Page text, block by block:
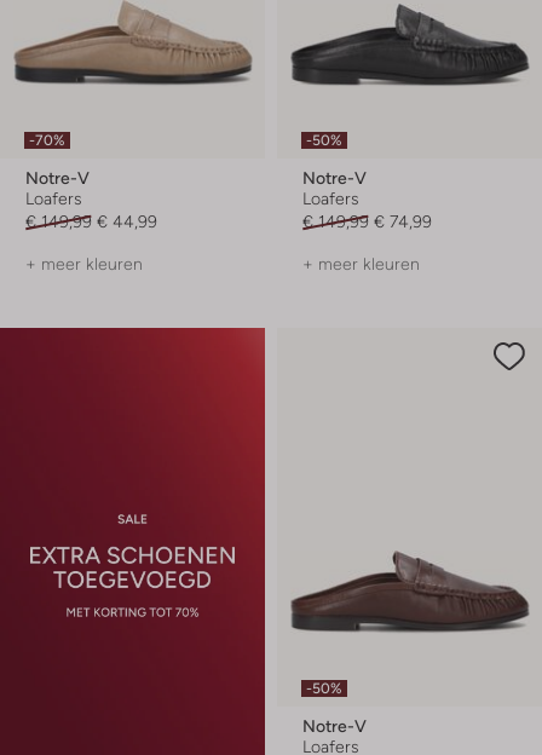
-70%
Notre-V
Loafers
€ 149,99 € 44,99
+ meer kleuren
-50%
Notre-V
Loafers
€ 149,99 € 74,99
+ meer kleuren
-50%
Notre-V
Loafers